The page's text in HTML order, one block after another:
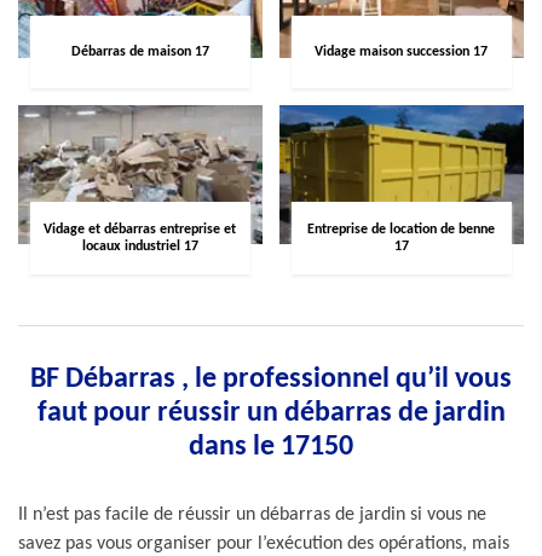
Débarras de maison 17 Vidage maison succession 17
Vidage et débarras entreprise et
locaux industriel 17
Entreprise de location de benne
17
BF Débarras , le professionnel qu’il vous
faut pour réussir un débarras de jardin
dans le 17150
Il n’est pas facile de réussir un débarras de jardin si vous ne
savez pas vous organiser pour l’exécution des opérations, mais